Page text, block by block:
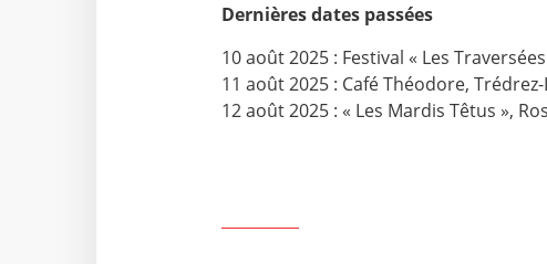
Dernières dates passées
10 août 2025 : Festival « Les
11 août 2025 : Café Théodore,
12 août 2025 : « Les Mardis Têtus »,